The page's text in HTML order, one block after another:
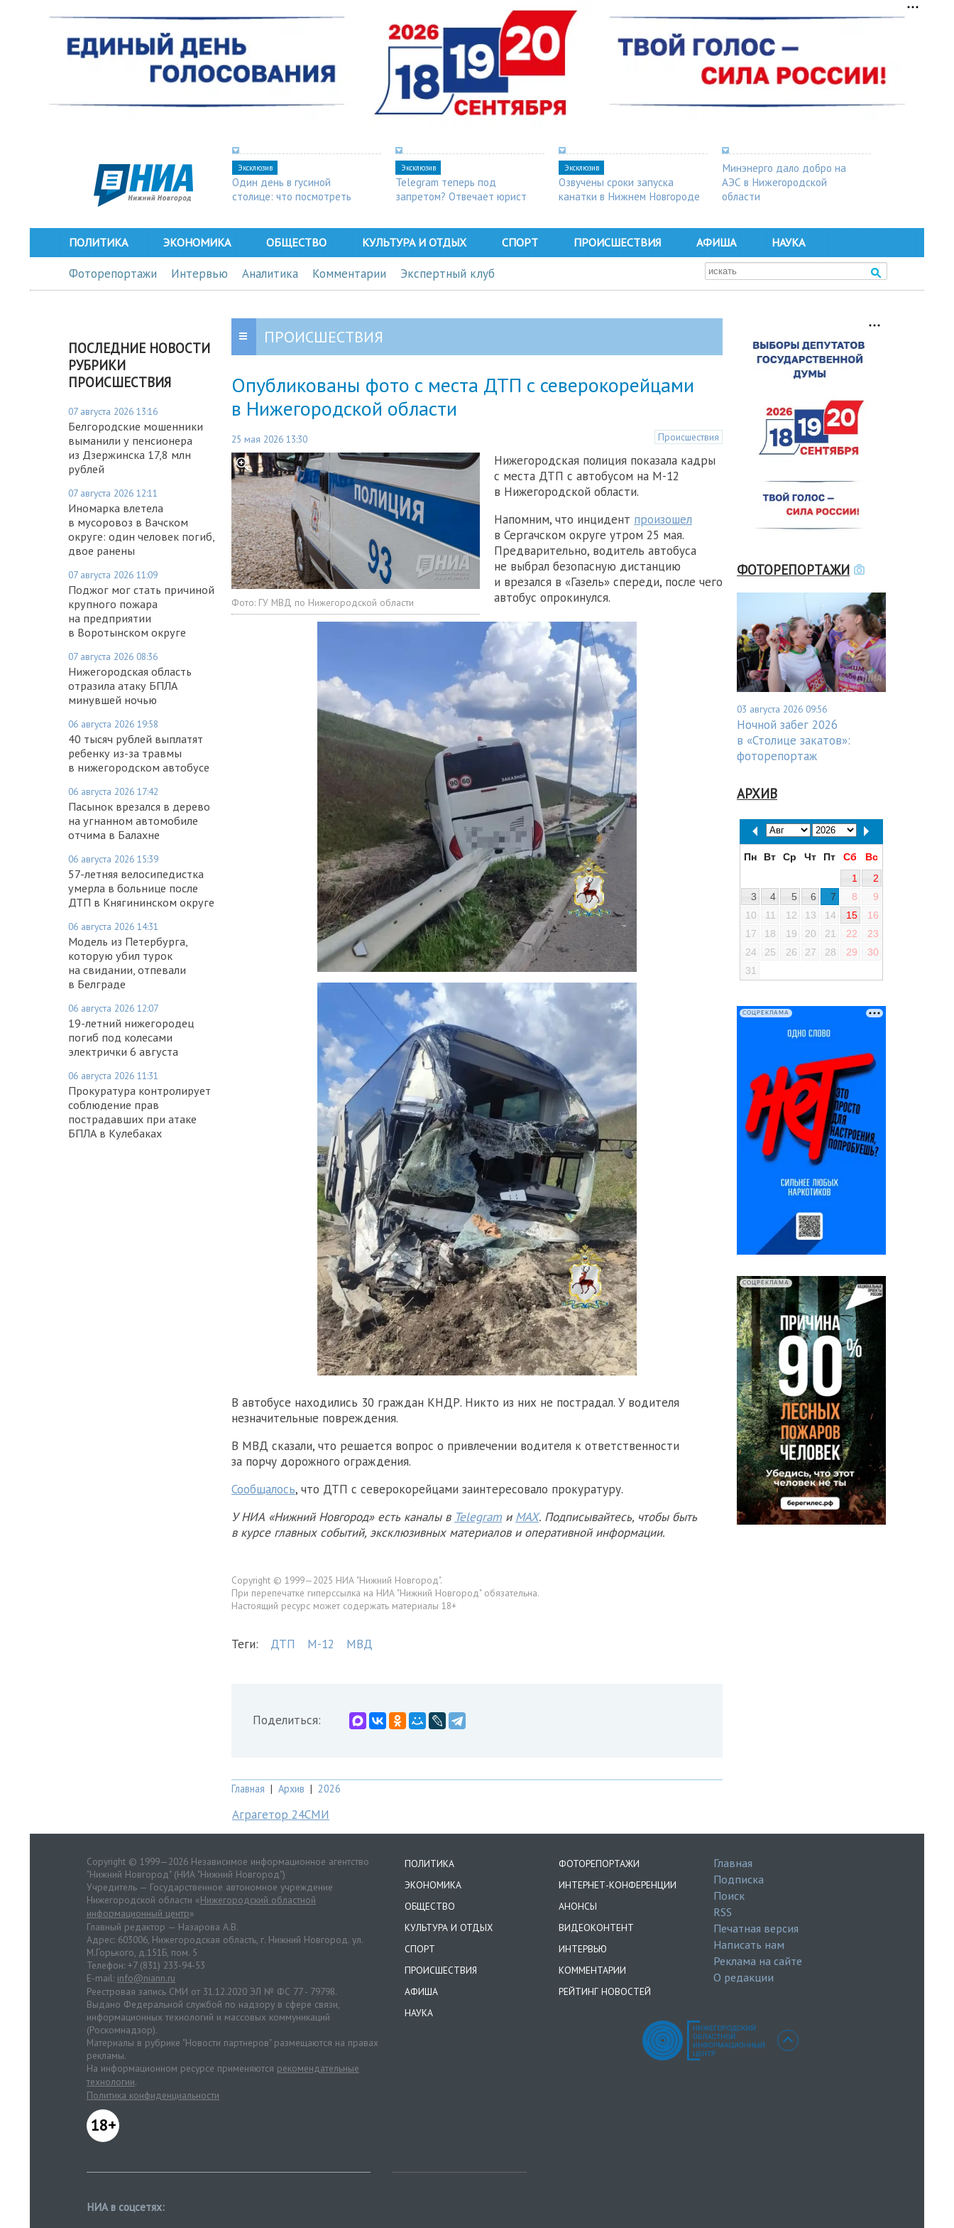
Эксклюзив
Один день в гусиной
столице: что посмотреть
Эксклюзив
Telegram теперь под
запретом? Отвечает юрист
Эксклюзив
Озвучены сроки запуска
канатки в Нижнем Новгороде
Минэнерго дало добро на
АЭС в Нижегородской
области
ПОЛИТИКА ЭКОНОМИКА ОБЩЕСТВО КУЛЬТУРА И ОТДЫХ СПОРТ ПРОИСШЕСТВИЯ АФИША НАУКА
Фоторепортажи Интервью Аналитика Комментарии Экспертный клуб
ПОСЛЕДНИЕ НОВОСТИ
РУБРИКИ
ПРОИСШЕСТВИЯ
07 августа 2026 13:16
Белгородские мошенники
выманили у пенсионера
из Дзержинска 17,8 млн
рублей
07 августа 2026 12:11
Иномарка влетела
в мусоровоз в Вачском
округе: один человек погиб,
двое ранены
07 августа 2026 11:09
Поджог мог стать причиной
крупного пожара
на предприятии
в Воротынском округе
07 августа 2026 08:36
Нижегородская область
отразила атаку БПЛА
минувшей ночью
06 августа 2026 19:58
40 тысяч рублей выплатят
ребенку из-за травмы
в нижегородском автобусе
06 августа 2026 17:42
Пасынок врезался в дерево
на угнанном автомобиле
отчима в Балахне
06 августа 2026 15:39
57-летняя велосипедистка
умерла в больнице после
ДТП в Княгининском округе
06 августа 2026 14:31
Модель из Петербурга,
которую убил турок
на свидании, отпевали
в Белграде
06 августа 2026 12:07
19-летний нижегородец
погиб под колесами
электрички 6 августа
06 августа 2026 11:31
Прокуратура контролирует
соблюдение прав
пострадавших при атаке
БПЛА в Кулебаках
ПРОИСШЕСТВИЯ
Опубликованы фото с места ДТП с северокорейцами
в Нижегородской области
25 мая 2026 13:30 Происшествия
Фото: ГУ МВД по Нижегородской области
Нижегородская полиция показала кадры
с места ДТП с автобусом на М-12
в Нижегородской области.
Напомним, что инцидент произошел
в Сергачском округе утром 25 мая.
Предварительно, водитель автобуса
не выбрал безопасную дистанцию
и врезался в «Газель» спереди, после чего
автобус опрокинулся.
В автобусе находились 30 граждан КНДР. Никто из них не пострадал. У водителя
незначительные повреждения.
В МВД сказали, что решается вопрос о привлечении водителя к ответственности
за порчу дорожного ограждения.
Сообщалось, что ДТП с северокорейцами заинтересовало прокуратуру.
У НИА «Нижний Новгород» есть каналы в Telegram и MAX. Подписывайтесь, чтобы быть
в курсе главных событий, эксклюзивных материалов и оперативной информации.
Copyright © 1999—2025 НИА "Нижний Новгород".
При перепечатке гиперссылка на НИА "Нижний Новгород" обязательна.
Настоящий ресурс может содержать материалы 18+
Теги: ДТП М-12 МВД
Поделиться:
Главная | Архив | 2026
Аграгетор 24СМИ
ФОТОРЕПОРТАЖИ
03 августа 2026 09:56
Ночной забег 2026
в «Столице закатов»:
фоторепортаж
АРХИВ
Пн Вт Ср Чт Пт Сб
Вс
1
2
3
4 5 6 7 8
9
10
11 12 13 14 15
16
17
18 19 20 21 22
23
24
25 26 27 28 29
30
31
СОЦРЕКЛАМА
СОЦРЕКЛАМА
Copyright © 1999—2026 Независимое информационное агентство
"Нижний Новгород" (НИА "Нижний Новгород")
Учредитель — Государственное автономное учреждение
Нижегородской области «Нижегородский областной
информационный центр»
Главный редактор — Назарова А.В.
Адрес: 603006, Нижегородская область, г. Нижний Новгород. ул.
М.Горького, д.151Б, пом. 5
Телефон: +7 (831) 233-94-53
E-mail: info@niann.ru
Реестровая запись СМИ от 31.12.2020 ЭЛ № ФС 77 - 79798.
Выдано Федеральной службой по надзору в сфере связи,
информационных технологий и массовых коммуникаций
(Роскомнадзор).
Материалы в рубрике "Новости партнеров" размещаются на правах
рекламы.
На информационном ресурсе применяются рекомендательные
технологии.
Политика конфиденциальности
18+
ПОЛИТИКА
ЭКОНОМИКА
ОБЩЕСТВО
КУЛЬТУРА И ОТДЫХ
СПОРТ
ПРОИСШЕСТВИЯ
АФИША
НАУКА
ФОТОРЕПОРТАЖИ
ИНТЕРНЕТ-КОНФЕРЕНЦИИ
АНОНСЫ
ВИДЕОКОНТЕНТ
ИНТЕРВЬЮ
КОММЕНТАРИИ
РЕЙТИНГ НОВОСТЕЙ
Главная
Подписка
Поиск
RSS
Печатная версия
Написать нам
Реклама на сайте
О редакции
НИА в соцсетях: